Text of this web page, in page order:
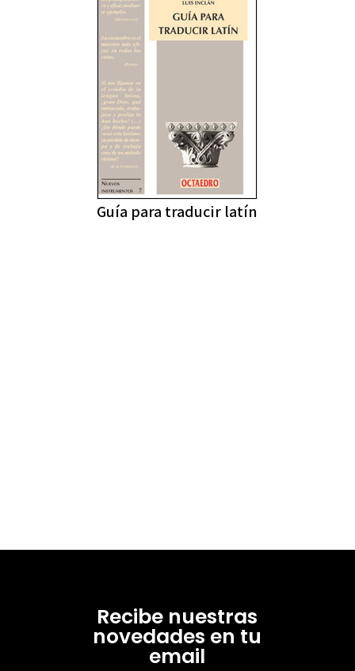
Guía para traducir latín
Recibe nuestras
novedades en tu
email